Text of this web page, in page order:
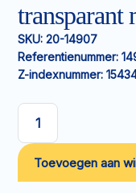
transparant
SKU: 20-14907
Referentienummer:
Z-indexnummer:
Ileozak
SenSura
Click
2-
Toevoegen aan